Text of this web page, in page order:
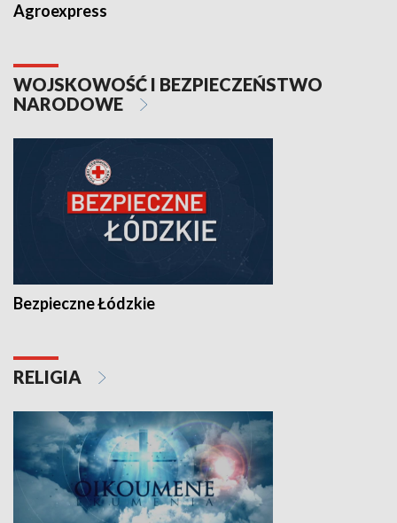
Agroexpress
WOJSKOWOŚĆ I BEZPIECZEŃSTWO
NARODOWE
Bezpieczne Łódzkie
RELIGIA